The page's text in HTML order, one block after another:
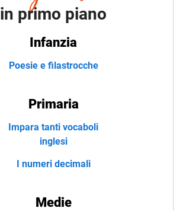
in primo piano
Infanzia
Poesie e filastrocche
Primaria
Impara tanti vocaboli
inglesi
I numeri decimali
Medie